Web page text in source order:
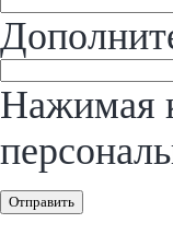
Нажимая
Отправить